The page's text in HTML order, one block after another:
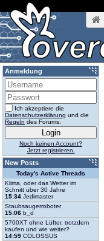
Anmeldung
Ich akzeptiere die
Datenschutzerklärung und die
Regeln des Forums.
Noch keinen Account?
Jetzt registrieren.
New Posts
Today's Active Threads
Klima, oder das Wetter im
Schnitt über 30 Jahre
15:34 Jedimaster
Staubsaugerroboter
15:06 b_d
5700XT ohne Lüfter, trotzdem
kaufen und wie weiter?
14:59 COLOSSUS